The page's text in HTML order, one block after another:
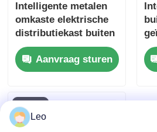
Intelligente metalen
omkaste elektrische
distributiekast buiten
transformatorstationbox
IEC GBAanvraag sturen
Leo